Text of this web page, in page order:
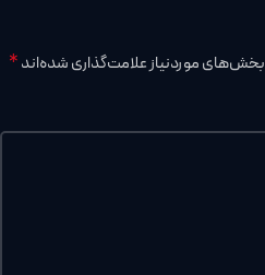
بخش‌های موردنیاز علامت‌گذاری شده‌اند*